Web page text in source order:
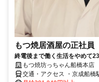
もつ焼居酒屋の正社員
終電後まで働く生活をやめて
もつ焼坊っちゃん船橋本店
交通・アクセス ・京成船